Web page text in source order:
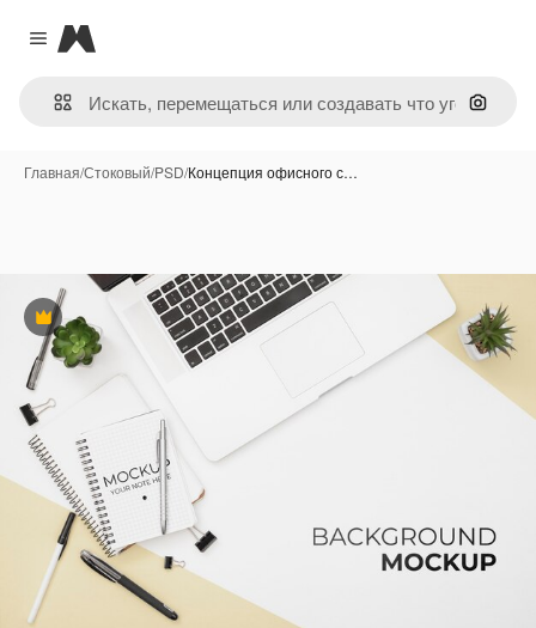
Close menu
Magnific
Поиск
Главная/Стоковый/PSD/Концепция офисного с…
Премиум